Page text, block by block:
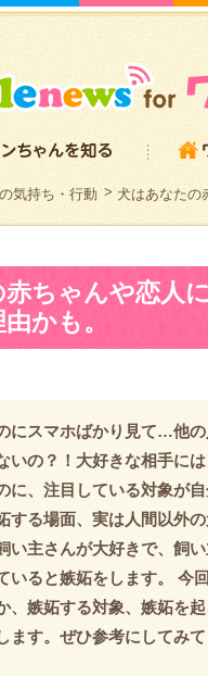
気持ち・行動 犬はあなたの
ちゃんや恋人
かも。
にスマホばかり見て…他の
いの？！大好きな相手に
に、注目している対象が
する場面、実は人間以外
い主さんが大好きで、飼い
いると嫉妬をします。 今
、嫉妬する対象、嫉妬を起
ます。ぜひ参考にしてみ